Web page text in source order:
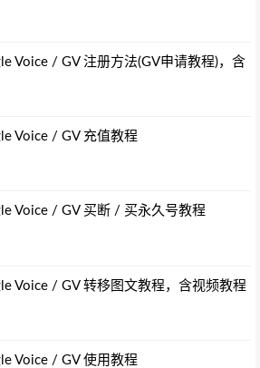
Voice / GV 注册方法(GV申请教程)，含
Voice / GV 充值教程
Voice / GV 买断 / 买永久号教程
Voice / GV 转移图文教程，含视频教程
Voice / GV 使用教程